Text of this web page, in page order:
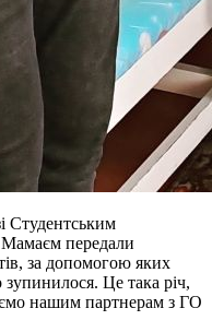
Студентським
передали
за допомогою яких
Це така річ,
нашим партнерам з ГО